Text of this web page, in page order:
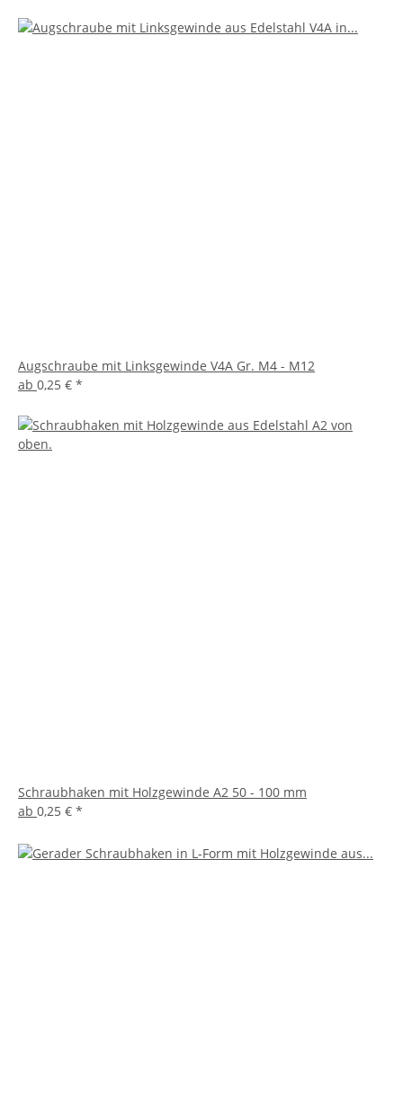
Augschraube mit Linksgewinde V4A Gr. M4 - M12
ab 0,25 € *
Schraubhaken mit Holzgewinde A2 50 - 100 mm
ab 0,25 € *